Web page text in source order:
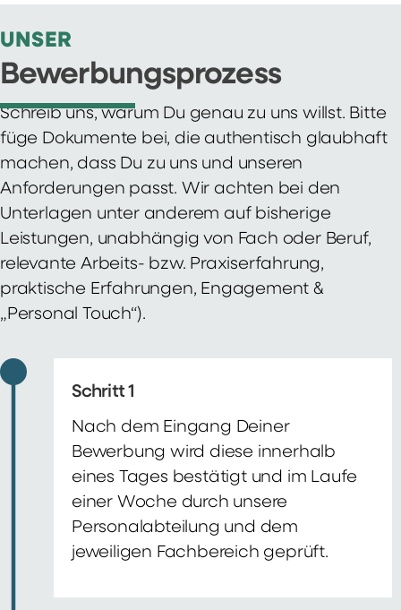
UNSER
Bewerbungsprozess
Schreib uns, warum Du genau zu uns willst. Bitte
füge Dokumente bei, die authentisch glaubhaft
machen, dass Du zu uns und unseren
Anforderungen passt. Wir achten bei den
Unterlagen unter anderem auf bisherige
Leistungen, unabhängig von Fach oder Beruf,
relevante Arbeits- bzw. Praxiserfahrung,
praktische Erfahrungen, Engagement &
„Personal Touch“).
Schritt 1
Nach dem Eingang Deiner
Bewerbung wird diese innerhalb
eines Tages bestätigt und im Laufe
einer Woche durch unsere
Personalabteilung und dem
jeweiligen Fachbereich geprüft.